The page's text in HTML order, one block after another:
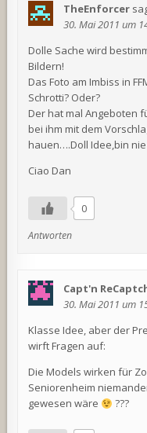
TheEnforcer
30. Mai 2011 um
Dolle Sache wird
Bildern!
Das Foto am Imbiss in
Schrotti? Oder?
Der hat mal Angeboten
bei ihm mit dem
hauen….Doll Idee,bin
Ciao Dan
0
Antworten
Capt'n
30. Mai 2011 um
Klasse Idee, aber der
wirft Fragen auf:
Die Models wirken für
Seniorenheim
gewesen wäre
???